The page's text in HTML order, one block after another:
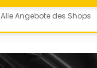
Alle Angebote des Shops